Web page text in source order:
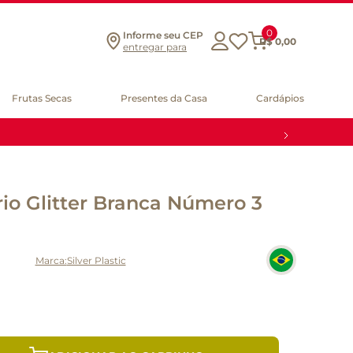
Informe seu CEP
entregar para
0
R$ 0,00
Frutas Secas Presentes da Casa Cardápios
Glitter Branca Número 3
Silver Plastic